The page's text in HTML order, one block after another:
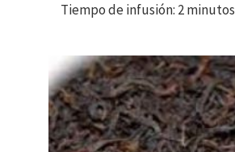
Tiempo de infusión: 2 minutos